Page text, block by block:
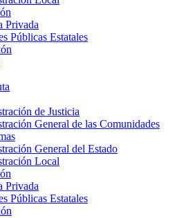
Privada
Públicas Estatales
de Justicia
General de las Comunidades
General del Estado
Local
Privada
Públicas Estatales